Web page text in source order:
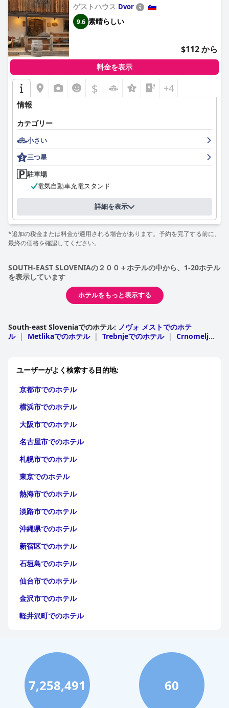
ゲストハウス・ヴェロニカの客室は、広々として快適で、必要な
アメニティが完備されています。客室とバスルームの両方の清潔
さが頻繁に強調されており、一部の客室には小さなバルコニーや
庭へのアクセスなどの追加機能があります。古いヴィラの魅力が
反映された客室は、細心の注意を払って準備されており、快適な
滞在を保証し、親切なホストによってさらに高められています。
ゲストハウス・ヴェロニカのスタッフは、その親しみやすさ、親
切さ、プロ意識で頻繁に称賛されています。特にホストは、その
親切な性格と貴重なヒントで注目されており、温かく歓迎的な雰
囲気を作り出しています。チームの申し分のないサービスと適応
力は、ゲストの満足に対する卓越したコミットメントを保証しま
す。
ゲストハウス・ヴェロニカのベッドは、一般的にその快適さと品
質が賞賛されており、ほとんどのゲストに安らかな夜を提供して
います。特定のマットレスの柔らかさやサイズに関するいくつか
の小さな懸念があるにもかかわらず、全体的な睡眠体験は快適で
リラックスできると評価されています。
要約すると、ゲストハウス・ヴェロニカは、素晴らしいロケーシ
ョン、満足のいく朝食、広々として手入れの行き届いた客室、親
切なスタッフ、快適なベッドを提供しており、旅行者にとって非
常にお勧めの滞在先となっています。
ゲストハウス Dvor
9.6 素晴らしい
$112 から
料金を表示
$ +4
情報
カテゴリー
小さい
三つ星
駐車場
電気自動車充電スタンド
詳細を表示
*追加の税金または料金が適用される場合があります。予約を完了する前に、
最終の価格を確認してください。
SOUTH-EAST SLOVENIAの２００＋ホテルの中から、1-20ホテル
を表示しています
ホテルをもっと表示する
South-east Sloveniaでのホテル: ノヴォ メストでのホテ
ル | Metlikaでのホテル | Trebnjeでのホテル | Crnomeljで
Ribnicaでのホテル Osilnicaでのホテル
のホテル | entjernejでのホテル
ユーザーがよく検索する目的地:
京都市でのホテル
横浜市でのホテル
大阪市でのホテル
名古屋市でのホテル
札幌市でのホテル
東京でのホテル
熱海市でのホテル
淡路市でのホテル
沖縄県でのホテル
新宿区でのホテル
石垣島でのホテル
仙台市でのホテル
金沢市でのホテル
軽井沢町でのホテル
神戸市でのホテル
宮古島でのホテル
函館市でのホテル
ハワイイでのホテル
7,258,491 60